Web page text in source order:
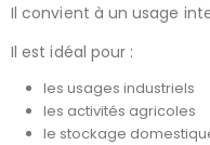
Il convient à un usage
Il est idéal pour :
les usages industriels
les activités agricoles
le stockage